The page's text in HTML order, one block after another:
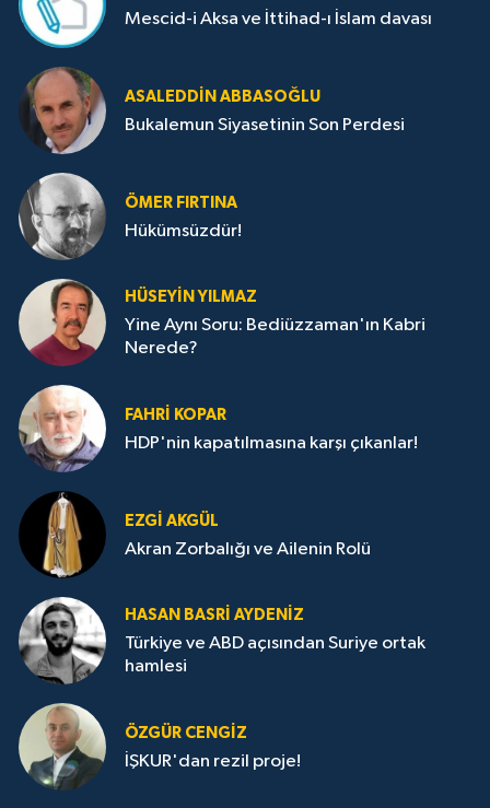
Mescid-i Aksa ve İttihad-ı İslam davası
ASALEDDIN ABBASOĞLU
Bukalemun Siyasetinin Son Perdesi
ÖMER FIRTINA
Hükümsüzdür!
HÜSEYIN YILMAZ
Yine Aynı Soru: Bediüzzaman'ın Kabri
Nerede?
FAHRI KOPAR
HDP'nin kapatılmasına karşı çıkanlar!
EZGI AKGÜL
Akran Zorbalığı ve Ailenin Rolü
HASAN BASRI AYDENIZ
Türkiye ve ABD açısından Suriye ortak
hamlesi
ÖZGÜR CENGIZ
İŞKUR'dan rezil proje!